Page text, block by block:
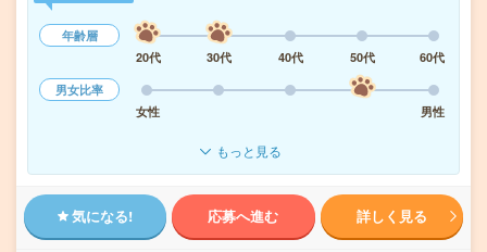
年齢層
20代
30代 40代 50代
60代
男女比率
女性
男性
もっと見る
気になる! 応募へ進む 詳しく見る